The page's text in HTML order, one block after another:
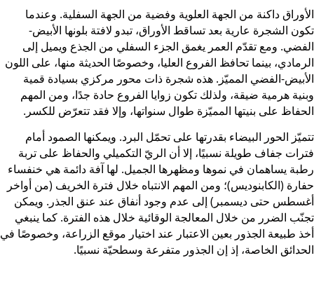
الأوراق داكنة من الجهة العلوية وفضية من الجهة السفلية. وعندما
تكون الشجرة عارية بعد تساقط الأوراق، تبدو لافتة بلونها الأبيض-
الفضي. ومع تقدّم العمر يغمق الجزء السفلي من الجذع ويميل إلى
الرمادي، بينما تحافظ الفروع العليا، وخصوصًا الحديثة منها، على اللون
الأبيض-الفضي المميّز. هذه شجرة ذات محور مركزي بسيادة قمية
وبنية هرمية ضيقة، ولذلك تكون زوايا الفروع حادة جدًا، ومن المهم
الحفاظ على بنيتها المميّزة طوال سنواتها، وإلا فقد تتعرّض للكسر.
تتميّز الحور البيضاء بقدرتها على تحمّل البرد. ويمكنها الصمود أمام
فترات جفاف طويلة نسبيًا، إلا أن الريّ التكميلي والحفاظ على تربة
رطبة يساهمان في نموها ومظهرها الجميل. لها آفة دائمة هي خنفساء
حفارة (الكابنوديس)؛ ومن المهم الانتباه خلال فترة الخريف (من أواخر
أغسطس حتى ديسمبر) إلى عدم وجود أنفاق عند عنق الجذر. ويمكن
تجنّب الضرر من خلال المعالجة الوقائية خلال هذه الفترة. كما ينبغي
أخذ طبيعة الجذور بعين الاعتبار عند اختيار موقع الزراعة، وخصوصًا في
الحدائق الخاصة، إذ إن الجذور متفرعة وسطحيّة نسبيًا.